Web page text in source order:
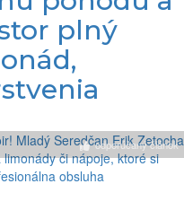
plný
odporúčaný článok